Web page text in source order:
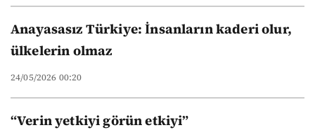
Anayasasız Türkiye: İnsanların kaderi olur,
ülkelerin olmaz
24/05/2026 00:20
“Verin yetkiyi görün etkiyi”